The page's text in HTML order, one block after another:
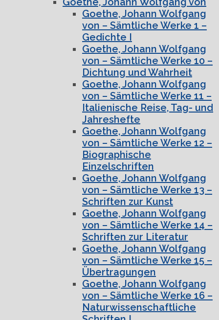
Goethe, Johann Wolfgang
von – Sämtliche Werke 1 –
Gedichte I
Goethe, Johann Wolfgang
von – Sämtliche Werke 10 –
Dichtung und Wahrheit
Goethe, Johann Wolfgang
von – Sämtliche Werke 11 –
Italienische Reise, Tag- und
Jahreshefte
Goethe, Johann Wolfgang
von – Sämtliche Werke 12 –
Biographische
Einzelschriften
Goethe, Johann Wolfgang
von – Sämtliche Werke 13 –
Schriften zur Kunst
Goethe, Johann Wolfgang
von – Sämtliche Werke 14 –
Schriften zur Literatur
Goethe, Johann Wolfgang
von – Sämtliche Werke 15 –
Übertragungen
Goethe, Johann Wolfgang
von – Sämtliche Werke 16 –
Naturwissenschaftliche